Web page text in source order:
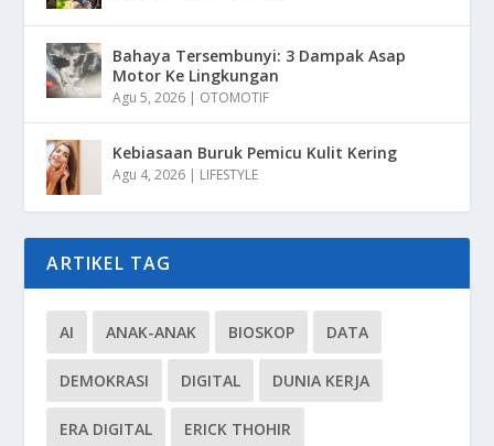
Bahaya Tersembunyi: 3 Dampak Asap
Motor Ke Lingkungan
Agu 5, 2026 | OTOMOTIF
Kebiasaan Buruk Pemicu Kulit Kering
Agu 4, 2026 | LIFESTYLE
ARTIKEL TAG
AI ANAK-ANAK BIOSKOP DATA
DEMOKRASI DIGITAL DUNIA KERJA
ERA DIGITAL ERICK THOHIR